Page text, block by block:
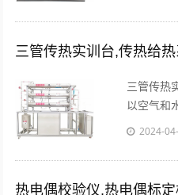
三管传热实训台,传热给
三管传热
以空气和
换热体系
2024-
热电偶校验仪,热电偶标